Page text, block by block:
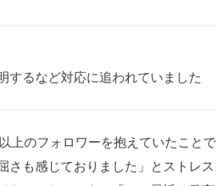
するなど対応に追われていました
上のフォロワーを抱えていたこと
さも感じておりました」とストレ